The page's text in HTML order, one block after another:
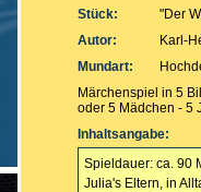
Stück:
"Der
Autor:
Karl-
Mundart:
Märchenspiel in 5
oder 5 Mädchen - 5
Inhaltsangabe:
Spieldauer: ca. 90
Julia's Eltern, in